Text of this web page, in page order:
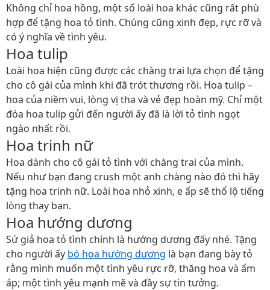
Không chỉ hoa hồng, một số loài hoa khác cũng rất phù
hợp để tặng hoa tỏ tình. Chúng cũng xinh đẹp, rực rỡ và
có ý nghĩa về tình yêu.
Hoa tulip
Loài hoa hiện cũng được các chàng trai lựa chọn để tặng
cho cô gái của mình khi đã trót thương rồi. Hoa tulip –
hoa của niềm vui, lòng vị tha và vẻ đẹp hoàn mỹ. Chỉ một
đóa hoa tulip gửi đến người ấy đã là lời tỏ tình ngọt
ngào nhất rồi.
Hoa trinh nữ
Hoa dành cho cô gái tỏ tình với chàng trai của mình.
Nếu như bạn đang crush một anh chàng nào đó thì hãy
tặng hoa trinh nữ. Loài hoa nhỏ xinh, e ấp sẽ thổ lộ tiếng
lòng thay bạn.
Hoa hướng dương
Sứ giả hoa tỏ tình chính là hướng dương đấy nhé. Tặng
cho người ấy bó hoa hướng dương là bạn đang bày tỏ
rằng mình muốn một tình yêu rực rỡ, thăng hoa và ấm
áp; một tình yêu mạnh mẽ và đầy sự tin tưởng.